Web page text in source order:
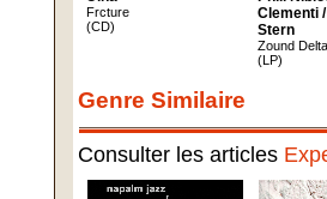
Frcture
(CD)
Clementi
Stern
Zound
(LP)
Genre Similaire
Consulter les articles